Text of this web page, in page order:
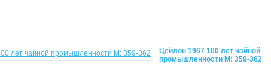
Цейлон 1967 100 лет чайной
промышленности М: 359-362